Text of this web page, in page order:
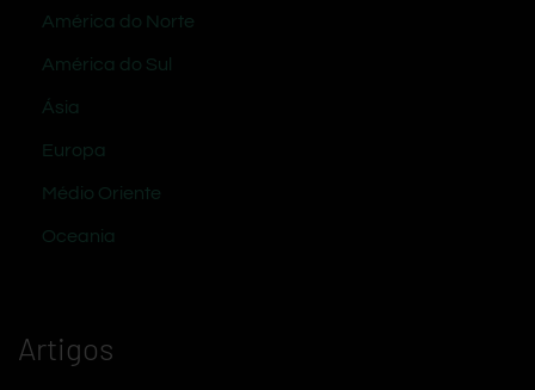
América do Norte
América do Sul
Ásia
Europa
Médio Oriente
Oceania
Artigos